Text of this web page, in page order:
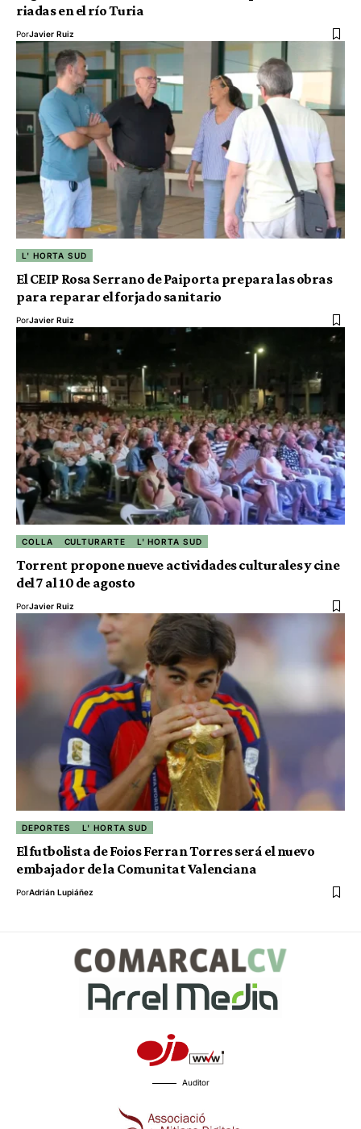
riadas en el río Turia
PorJavier Ruiz
L' HORTA SUD
El CEIP Rosa Serrano de Paiporta prepara las obras
para reparar el forjado sanitario
PorJavier Ruiz
COLLA CULTURARTE L' HORTA SUD
Torrent propone nueve actividades culturales y cine
del 7 al 10 de agosto
PorJavier Ruiz
DEPORTES L' HORTA SUD
El futbolista de Foios Ferran Torres será el nuevo
embajador de la Comunitat Valenciana
PorAdrián Lupiáñez
Auditor